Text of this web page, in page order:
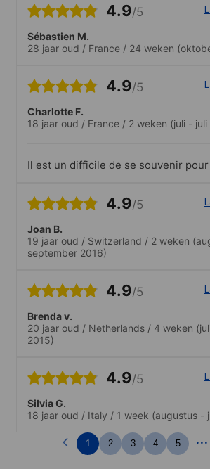
4.9/5
Sébastien M.
28 jaar oud / France / 24 weken
4.9/5
Charlotte F.
18 jaar oud / France / 2 weken (juli - juli
Il est un difficile de se souvenir
professeurs nous y avait amené le
il y a le wifi gratuit, un emplacement
rez-de-chaussée pour mangé et une
petite bibliothèque au deuxième
bâtiment il y avait deux conbini dans
rayon de 300m parfait pour aller ce
chercher des gâteaux ou des
tester avec vos amis pendant la
4.9/5
Joan B.
19 jaar oud / Switzerland / 2 weken
september 2016)
4.9/5
Brenda v.
20 jaar oud / Netherlands / 4 weken
2015)
4.9/5
Silvia G.
18 jaar oud / Italy / 1 week (augustus -
1 2 3 4 5 ...